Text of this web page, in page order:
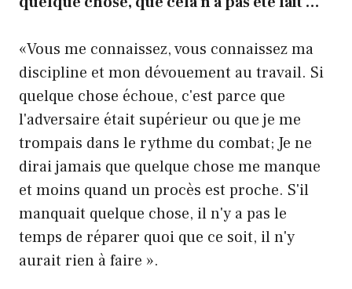
«Vous me connaissez, vous connaissez ma
discipline et mon dévouement au travail. Si
quelque chose échoue, c'est parce que
l'adversaire était supérieur ou que je me
trompais dans le rythme du combat; Je ne
dirai jamais que quelque chose me manque
et moins quand un procès est proche. S'il
manquait quelque chose, il n'y a pas le
temps de réparer quoi que ce soit, il n'y
aurait rien à faire ».